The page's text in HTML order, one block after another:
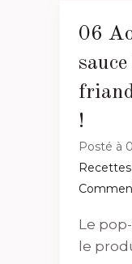
06
!
Posté à
Recettes
Le
le